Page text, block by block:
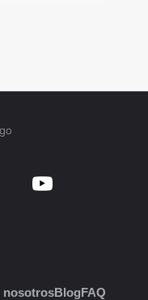
nosotrosBlogFAQ